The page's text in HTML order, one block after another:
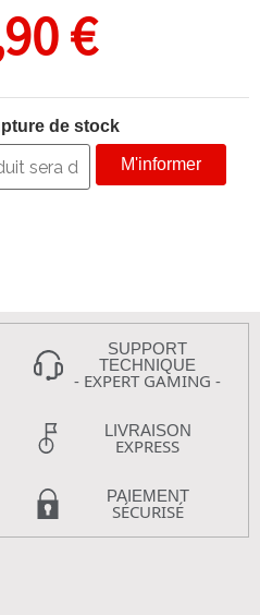
€
de stock
M'informer
SUPPORT
TECHNIQUE
- EXPERT GAMING -
LIVRAISON
EXPRESS
PAIEMENT
SÉCURISÉ